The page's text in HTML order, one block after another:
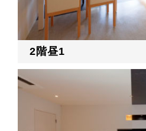
RECRUIT
2階昼1